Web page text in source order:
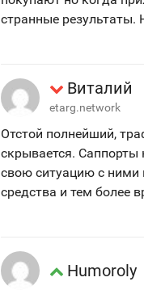
странные результаты.
Виталий
etarg.network
Отстой полнейший,
скрывается. Саппорты
свою ситуацию с ними
средства и тем более
Humoroly